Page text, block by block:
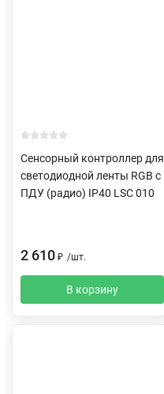
Сенсорный контроллер для
светодиодной ленты RGB с
ПДУ (радио) IP40 LSC 010
2 610 ₽ /шт.
В корзину